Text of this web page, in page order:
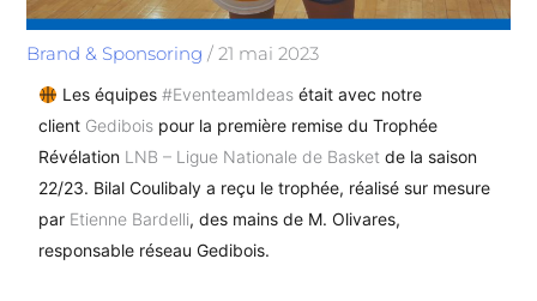
Brand & Sponsoring /21 mai 2023
Les équipes#EventeamIdeas était avec notre
client Gedibois pour la première remise du Trophée
Révélation LNB – Ligue Nationale de Basket de la saison
22/23. Bilal Coulibaly a reçu le trophée, réalisé sur mesure
par Etienne Bardelli, des mains de M. Olivares,
responsable réseau Gedibois.